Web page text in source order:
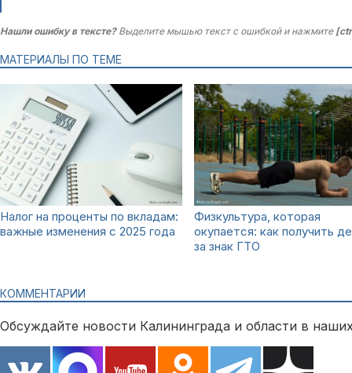
Нашли ошибку в тексте?Выделите мышью текст с ошибкой и нажмите
МАТЕРИАЛЫ ПО ТЕМЕ
Налог на проценты по вкладам:
важные изменения с 2025 года
Физкультура, которая
окупается: как получить
за знак ГТО
КОММЕНТАРИИ
Обсуждайте новости Калининграда и области в